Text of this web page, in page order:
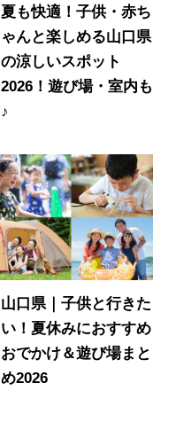
夏も快適！子供・赤ち
ゃんと楽しめる山口県
の涼しいスポット
2026！遊び場・室内も
♪
山口県｜子供と行きた
い！夏休みにおすすめ
おでかけ＆遊び場まと
め2026